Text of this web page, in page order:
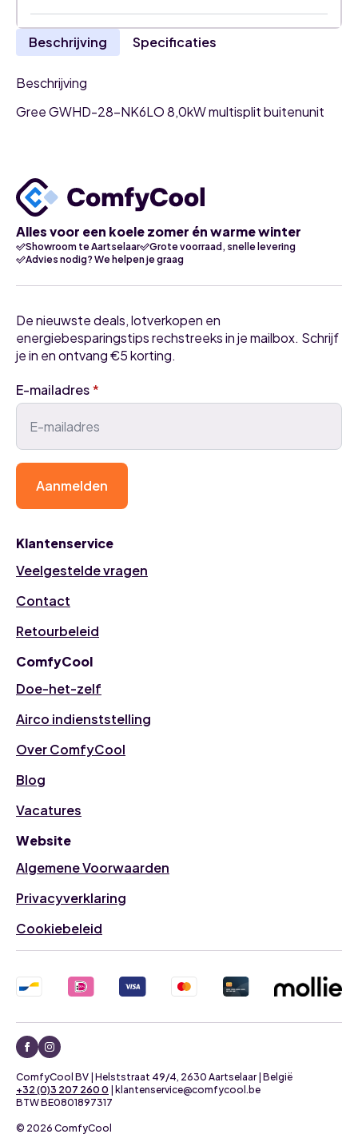
Beschrijving Specificaties
Beschrijving
Gree GWHD-28-NK6LO 8,0kW multisplit buitenunit
Alles voor een koele zomer én warme winter
Showroom te Aartselaar
Grote voorraad, snelle levering
Advies nodig? We helpen je graag
Klantenservice
Veelgestelde vragen
Contact
Retourbeleid
ComfyCool
Doe-het-zelf
Airco indienststelling
Over ComfyCool
Blog
Vacatures
Website
Algemene Voorwaarden
Privacyverklaring
Cookiebeleid
De nieuwste deals, lotverkopen en
energiebesparingstips rechstreeks in je mailbox. Schrijf
je in en ontvang €5 korting.
E-mailadres*
Aanmelden
© 2026 ComfyCool
+32 (0)3 207 260 0 | klantenservice@comfycool.be
BTW BE0801897317
ComfyCool BV | Helststraat 49/4, 2630 Aartselaar | België